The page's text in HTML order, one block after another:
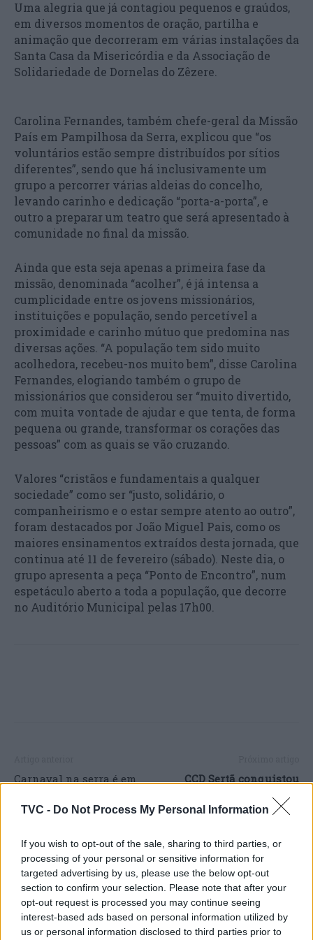
TVC - Do Not Process My Personal Information
If you wish to opt-out of the sale, sharing to third parties, or
processing of your personal or sensitive information for
targeted advertising by us, please use the below opt-out
section to confirm your selection. Please note that after your
opt-out request is processed you may continue seeing
interest-based ads based on personal information utilized by
us or personal information disclosed to third parties prior to
Uma alegria que já contagiou pequenos e graúdos,
em diversos momentos de oração, partilha e
animação que decorreram em várias instalações da
Santa Casa da Misericórdia e da Associação de
Solidariedade de Dornelas do Zêzere.
Carolina Fernandes, também chefe-geral da Missão
País em Pampilhosa da Serra, explicou que “os
voluntários estão sempre distribuídos por sítios
diferentes”, sendo que há inclusivamente um
grupo a percorrer várias aldeias do concelho,
levando carinho e dedicação “porta-a-porta”, e
outro a preparar um teatro que será apresentado à
comunidade no final da missão.
Ainda que esta seja apenas a primeira fase da
missão, denominada “acolher”, é já intensa a
cumplicidade entre os jovens missionários,
instituições e população, sendo percetível a
proximidade e carinho mútuo que predomina nas
diversas ações. “A população tem sido muito
acolhedora, recebeu-nos muito bem”, disse Carolina
Fernandes, elogiando também o grupo de
missionários que considerou ser “muito divertido,
com muita vontade de ajudar e que tenta, de forma
pequena ou grande, transformar os corações das
pessoas” com as quais se vão cruzando.
Valores “cristãos e fundamentais a qualquer
sociedade” como ser “justo, solidário, o
companheirismo e o estar sempre atento ao outro”,
foram destacados por João Miguel Pais, como os
maiores ensinamentos extraídos desta jornada, que
continua até 11 de fevereiro (sábado). Neste dia, o
grupo apresenta a peça “Ponto de Encontro”, num
espetáculo aberto a toda a população, que decorre
no Auditório Municipal pelas 17h00.
Carnaval na serra é em
CCD Sertã conquistou
semana intenso de
ARTIGOS RELACIONADOSMAIS DO AUTOR